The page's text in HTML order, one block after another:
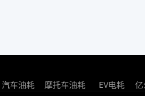
汽车油耗 摩托车油耗 EV电耗